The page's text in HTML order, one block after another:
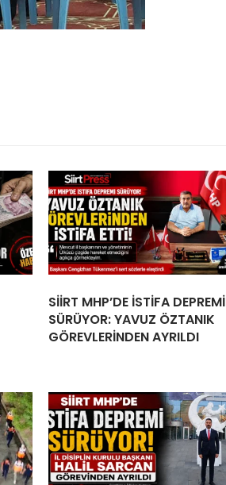
SİİRT MHP’DE İSTİFA DEPREMİ
SÜRÜYOR: YAVUZ ÖZTANIK
GÖREVLERİNDEN AYRILDI